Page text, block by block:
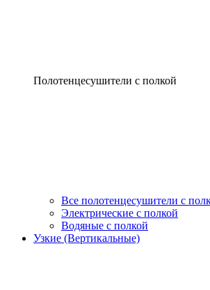
Полотенцесушители с полкой
Все полотенцесушители с
Электрические с полкой
Водяные с полкой
Узкие (Вертикальные)